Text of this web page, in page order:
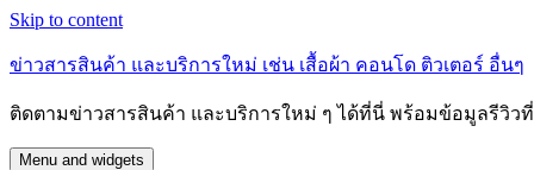
Skip to content
ข่าวสารสินค้า และบริการใหม่ เช่น เสื้อผ้า คอนโด ติวเตอร์ อื่นๆ
ติดตามข่าวสารสินค้า และบริการใหม่ ๆ ได้ที่นี่ พร้อมข้อมูลรีวิว
Menu and widgets